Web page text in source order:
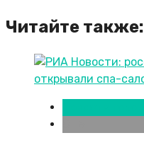
Читайте также: